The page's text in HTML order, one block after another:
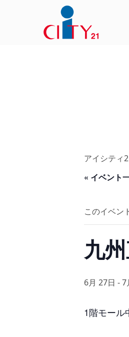
アイシティ
« イベント
このイベン
九
6月 27日 -7
1階モール